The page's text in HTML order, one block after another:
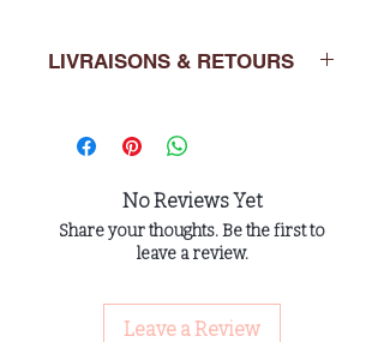
LIVRAISONS & RETOURS
Retours : Vous avez un délai de 14
retourner l’article dans son emballage
d’origine à : LOVEUSE
No Reviews Yet
Share your thoughts. Be the first to
leave a review.
Leave a Review